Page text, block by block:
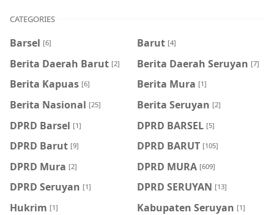
CATEGORIES
Barsel [6] Barut [4]
Berita Daerah Barut [2] Berita Daerah Seruyan [7]
Berita Kapuas [6] Berita Mura [1]
Berita Nasional [25] Berita Seruyan [2]
DPRD Barsel [1] DPRD BARSEL [5]
DPRD Barut [9] DPRD BARUT [105]
DPRD Mura [2] DPRD MURA [609]
DPRD Seruyan [1] DPRD SERUYAN [13]
Hukrim [1] Kabupaten Seruyan [1]